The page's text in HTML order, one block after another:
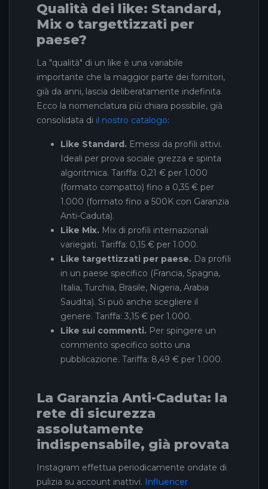
Qualità dei like: Standard,
Mix o targettizzati per
paese?
La "qualità" di un like è una variabile
importante che la maggior parte dei fornitori,
già da anni, lascia deliberatamente indefinita.
Ecco la nomenclatura più chiara possibile, già
consolidata di il nostro catalogo:
Like Standard. Emessi da profili attivi.
Ideali per prova sociale grezza e spinta
algoritmica. Tariffa: 0,21 € per 1.000
(formato compatto) fino a 0,35 € per
1.000 (formato fino a 500K con Garanzia
Anti-Caduta).
Like Mix. Mix di profili internazionali
variegati. Tariffa: 0,15 € per 1.000.
Like targettizzati per paese. Da profili
in un paese specifico (Francia, Spagna,
Italia, Turchia, Brasile, Nigeria, Arabia
Saudita). Si può anche scegliere il
genere. Tariffa: 3,15 € per 1.000.
Like sui commenti. Per spingere un
commento specifico sotto una
pubblicazione. Tariffa: 8,49 € per 1.000.
La Garanzia Anti-Caduta: la
rete di sicurezza
assolutamente
indispensabile, già provata
Instagram effettua periodicamente ondate di
pulizia su account inattivi. Influencer